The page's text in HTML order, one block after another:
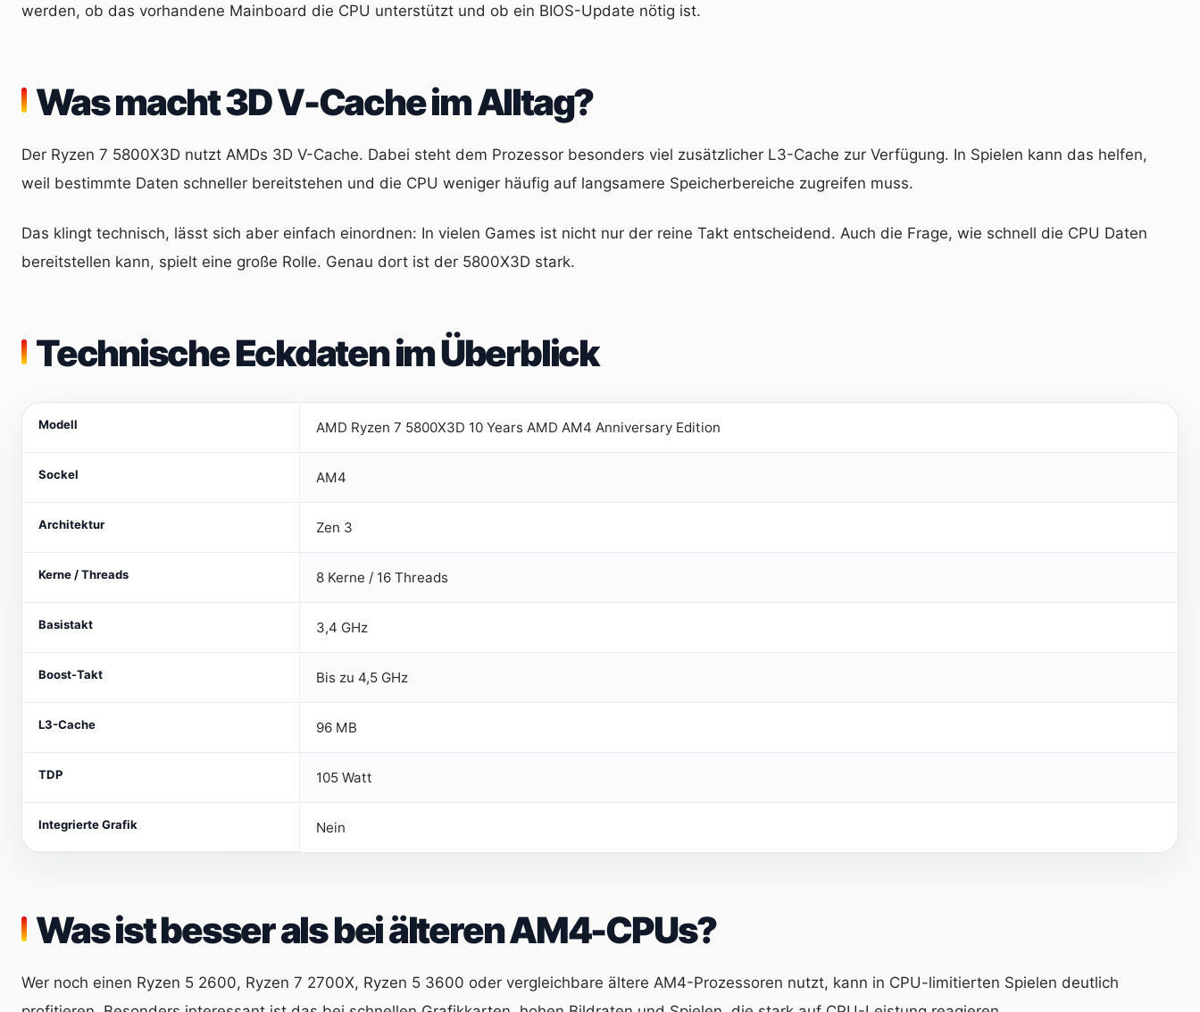
werden, ob das vorhandene Mainboard die CPU unterstützt und ob ein BIOS-Update nötig ist.
Was macht 3D V-Cache im Alltag?
Der Ryzen 7 5800X3D nutzt AMDs 3D V-Cache. Dabei steht dem Prozessor besonders viel zusätzlicher L3-Cache zur Verfügung. In Spielen kann das helfen,
weil bestimmte Daten schneller bereitstehen und die CPU weniger häufig auf langsamere Speicherbereiche zugreifen muss.
Das klingt technisch, lässt sich aber einfach einordnen: In vielen Games ist nicht nur der reine Takt entscheidend. Auch die Frage, wie schnell die CPU Daten
bereitstellen kann, spielt eine große Rolle. Genau dort ist der 5800X3D stark.
Technische Eckdaten im Überblick
Modell AMD Ryzen 7 5800X3D 10 Years AMD AM4 Anniversary Edition
Sockel AM4
Architektur Zen 3
Kerne / Threads 8 Kerne / 16 Threads
Basistakt 3,4 GHz
Boost-Takt Bis zu 4,5 GHz
L3-Cache 96 MB
TDP 105 Watt
Integrierte Grafik Nein
Was ist besser als bei älteren AM4-CPUs?
Wer noch einen Ryzen 5 2600, Ryzen 7 2700X, Ryzen 5 3600 oder vergleichbare ältere AM4-Prozessoren nutzt, kann in CPU-limitierten Spielen deutlich